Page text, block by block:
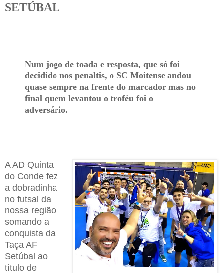
SETÚBAL
Num jogo de toada e resposta, que só foi
decidido nos penaltis, o SC Moitense andou
quase sempre na frente do marcador mas no
final quem levantou o troféu foi o
adversário.
AAD Quinta
do Conde fez
a dobradinha
no futsal da
nossa região
somando a
conquista da
Taça AF
Setúbal ao
título de